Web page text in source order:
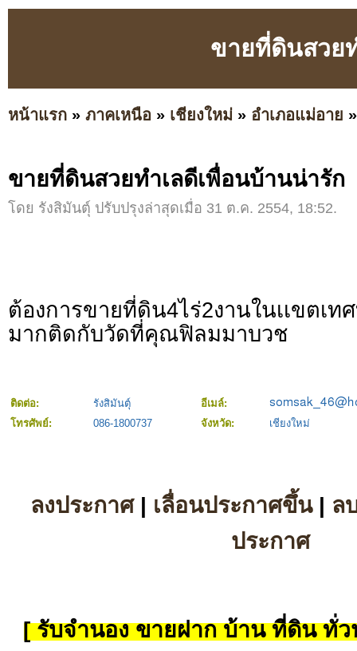
ขายที่ดินสวย
หน้าแรก » ภาคเหนือ » เชียงใหม่ » อำเภอแม่อาย
ขายที่ดินสวยทำเลดีเพื่อนบ้านน่ารัก
โดย รังสิมันตุ์ ปรับปรุงล่าสุดเมื่อ 31 ต.ค. 2554, 18:52.
ต้องการขายที่ดิน4ไร่2งานในเเขตเท
มากติดกับวัดที่คุณฟิลมมาบวช
ติดต่อ: รังสิมันตุ์
อีเมล์:
โทรศัพย์:
086-1800737 จังหวัด: เชียงใหม่
ลงประกาศ| เลื่อนประกาศขึ้น| ล
ประกาศ
[ รับจำนอง ขายฝาก บ้าน ที่ดิน ทั่ว